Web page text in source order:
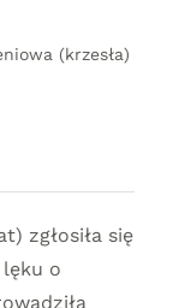
(krzesła)
zgłosiła się
o